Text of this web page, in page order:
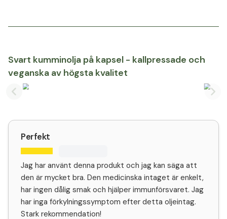
Svart kumminolja på kapsel - kallpressade och
veganska av högsta kvalitet
Previous slide
Perfekt
Jag har använt denna produkt och jag kan säga att
den är mycket bra. Den medicinska intaget är enkelt,
har ingen dålig smak och hjälper immunförsvaret. Jag
har inga förkylningssymptom efter detta oljeintag.
Stark rekommendation!